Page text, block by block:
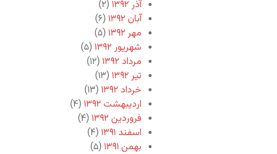
آذر ۱۳۹۲
(۲)
آبان ۱۳۹۲
(۶)
مهر ۱۳۹۲
(۵)
شهریور ۱۳۹۲
(۵)
مرداد ۱۳۹۲
(۱۲)
تیر ۱۳۹۲
(۱۳)
خرداد ۱۳۹۲
(۱۳)
اردیبهشت ۱۳۹۲
(۴)
فروردین ۱۳۹۲
(۴)
اسفند ۱۳۹۱
(۴)
بهمن ۱۳۹۱
(۵)